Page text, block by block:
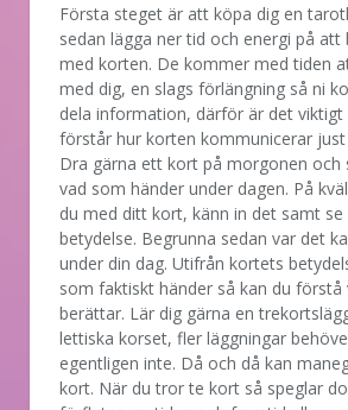
Första steget är att köpa dig en
sedan lägga ner tid och energi på att
med korten. De kommer med tiden
med dig, en slags förlängning så ni
dela information, därför är det viktigt
förstår hur korten kommunicerar just
Dra gärna ett kort på morgonen och
vad som händer under dagen. På
du med ditt kort, känn in det samt se
betydelse. Begrunna sedan var det
under din dag. Utifrån kortets
som faktiskt händer så kan du
berättar. Lär dig gärna en
lettiska korset, fler läggningar
egentligen inte. Då och då kan
kort. När du tror te kort så speglar